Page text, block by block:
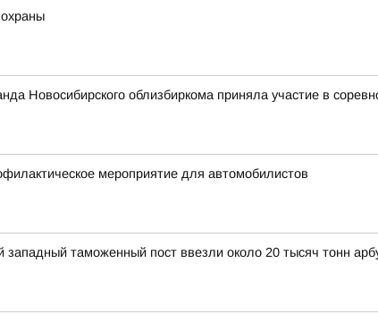
Новосибирского облизбиркома приняла участие в
мероприятие для автомобилистов
таможенный пост ввезли около 20 тысяч тонн